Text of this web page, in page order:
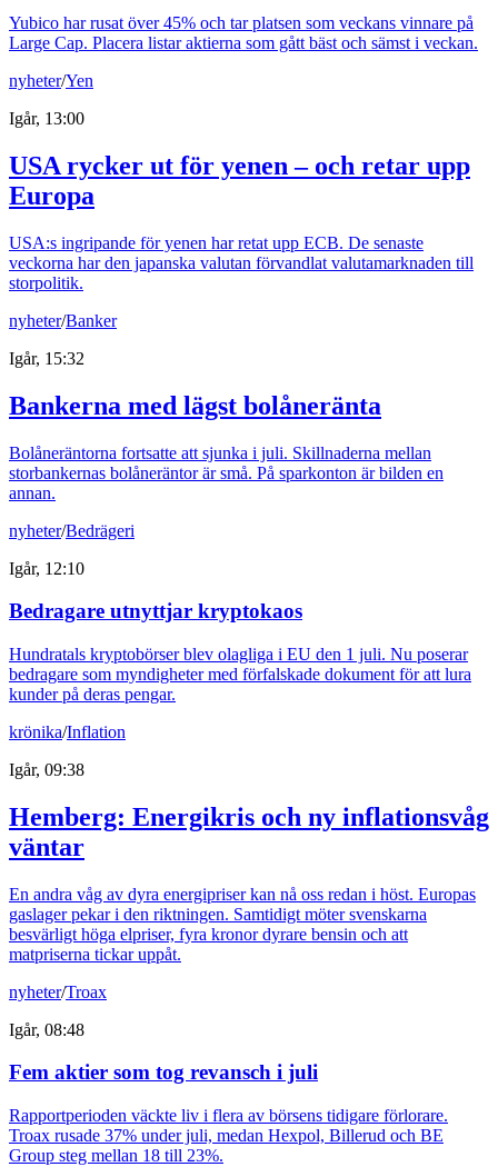
Yubico har rusat över 45% och tar platsen som veckans vinnare på
Large Cap. Placera listar aktierna som gått bäst och sämst i veckan.
nyheter/Yen
Igår, 13:00
USA rycker ut för yenen – och retar upp
Europa
USA:s ingripande för yenen har retat upp ECB. De senaste
veckorna har den japanska valutan förvandlat valutamarknaden till
storpolitik.
nyheter/Banker
Igår, 15:32
Bankerna med lägst bolåneränta
Bolåneräntorna fortsatte att sjunka i juli. Skillnaderna mellan
storbankernas bolåneräntor är små. På sparkonton är bilden en
annan.
nyheter/Bedrägeri
Igår, 12:10
Bedragare utnyttjar kryptokaos
Hundratals kryptobörser blev olagliga i EU den 1 juli. Nu poserar
bedragare som myndigheter med förfalskade dokument för att lura
kunder på deras pengar.
krönika/Inflation
Igår, 09:38
Hemberg: Energikris och ny inflationsvåg
väntar
En andra våg av dyra energipriser kan nå oss redan i höst. Europas
gaslager pekar i den riktningen. Samtidigt möter svenskarna
besvärligt höga elpriser, fyra kronor dyrare bensin och att
matpriserna tickar uppåt.
nyheter/Troax
Igår, 08:48
Fem aktier som tog revansch i juli
Rapportperioden väckte liv i flera av börsens tidigare förlorare.
Troax rusade 37% under juli, medan Hexpol, Billerud och BE
Group steg mellan 18 till 23%.